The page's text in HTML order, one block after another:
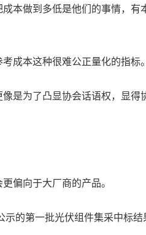
本做到多低是他们的事情，有
成本这种很难公正量化的指标。
是为了凸显协会话语权，显得
偏向于大厂商的产品。
的第一批光伏组件集采中标